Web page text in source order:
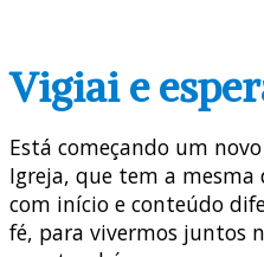
Vigiai e
Está começando um
Igreja, que tem a
com início e conteúdo
fé, para vivermos juntos